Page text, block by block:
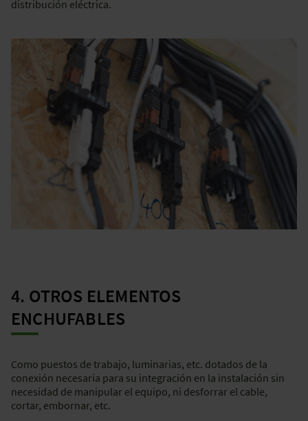
distribución eléctrica.
4. OTROS ELEMENTOS
ENCHUFABLES
Como puestos de trabajo, luminarias, etc. dotados de la
conexión necesaria para su integración en la instalación sin
necesidad de manipular el equipo, ni desforrar el cable,
cortar, embornar, etc.